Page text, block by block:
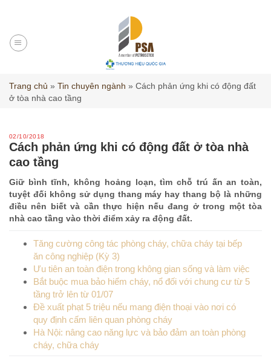
content
Trang chủ » Tin chuyên ngành » Cách phản ứng khi có động đất
ở tòa nhà cao tầng
02/10/2018
Cách phản ứng khi có động đất ở tòa nhà
cao tầng
Giữ bình tĩnh, không hoảng loạn, tìm chỗ trú ấn an toàn,
tuyệt đối không sử dụng thang máy hay thang bộ là những
điều nên biết và cần thực hiện nếu đang ở trong một tòa
nhà cao tầng vào thời điểm xảy ra động đất.
Tăng cường công tác phòng cháy, chữa cháy tại bếp
ăn công nghiệp (Kỳ 3)
Ưu tiên an toàn điện trong không gian sống và làm việc
Bắt buộc mua bảo hiểm cháy, nổ đối với chung cư từ 5
tầng trở lên từ 01/07
Đề xuất phạt 5 triệu nếu mang điện thoại vào nơi có
quy định cấm liên quan phòng cháy
Hà Nội: nâng cao năng lực và bảo đảm an toàn phòng
cháy, chữa cháy